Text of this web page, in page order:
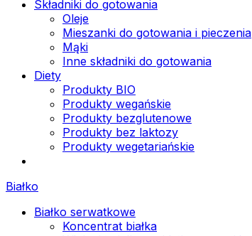
Składniki do gotowania
Oleje
Mieszanki do gotowania i pieczenia
Mąki
Inne składniki do gotowania
Diety
Produkty BIO
Produkty wegańskie
Produkty bezglutenowe
Produkty bez laktozy
Produkty wegetariańskie
Białko
Białko serwatkowe
Koncentrat białka